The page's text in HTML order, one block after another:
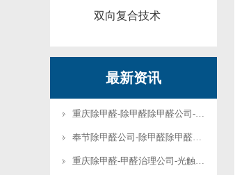
双向复合技术
最新资讯
重庆除甲醛-除甲醛除甲醛公司-除甲醛权威公司有哪些?
奉节除甲醛公司-除甲醛除甲醛公司-专门除甲醛的公司叫什么
重庆除甲醛-甲醛治理公司-光触媒除甲醛价格-光触媒除甲醛真的有用吗